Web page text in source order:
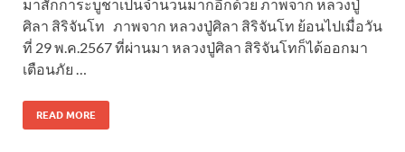
มาสักการะบูชาเป็นจำนวนมากอีกด้วย ภาพจาก หลวงปู่
ศิลา สิริจันโท ภาพจาก หลวงปู่ศิลา สิริจันโท ย้อนไปเมื่อวัน
ที่ 29 พ.ค.2567 ที่ผ่านมา หลวงปู่ศิลา สิริจันโทก็ได้ออกมา
เตือนภัย …
READ MORE